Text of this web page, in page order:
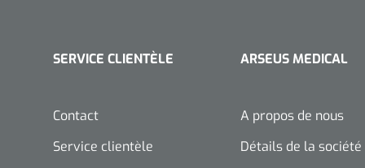
SERVICE CLIENTÈLE
Contact
Service clientèle
ARSEUS MEDICAL
A propos de nous
Détails de la société